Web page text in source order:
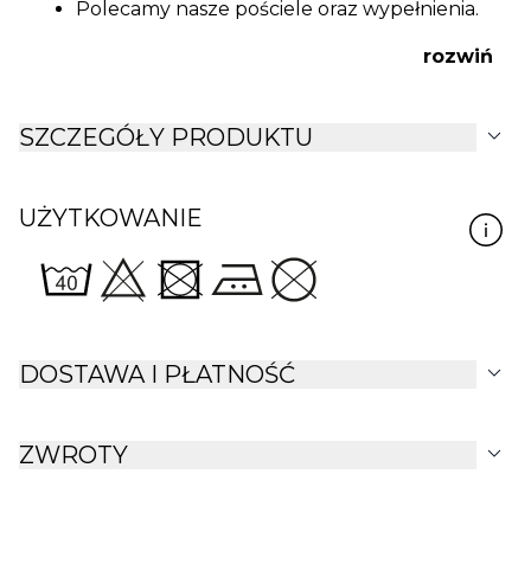
Polecamy nasze pościele oraz wypełnienia.
rozwiń
SZCZEGÓŁY PRODUKTU expand_more
UŻYTKOWANIE
DOSTAWA I PŁATNOŚĆ expand_more
ZWROTY expand_more